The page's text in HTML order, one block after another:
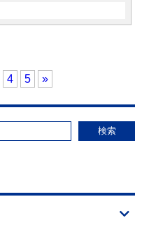
4 5
»
検索